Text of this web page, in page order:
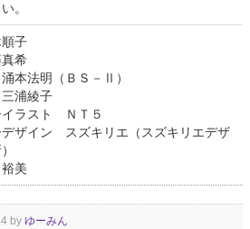
。
子
希
本法明（ＢＳ－Ⅱ）
浦綾子
イラスト ＮＴ５
デザイン スズキリエ（スズキリエデザ
美
by ゆーみん